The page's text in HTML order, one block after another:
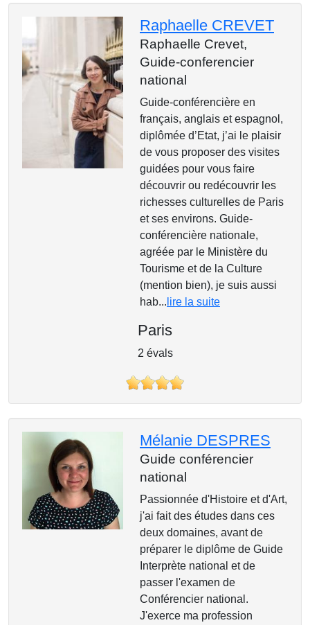
Raphaelle CREVET
Raphaelle Crevet,
Guide-conferencier
national
Guide-conférencière en
français, anglais et espagnol,
diplômée d’Etat, j’ai le plaisir
de vous proposer des visites
guidées pour vous faire
découvrir ou redécouvrir les
richesses culturelles de Paris
et ses environs. Guide-
conférencière nationale,
agréée par le Ministère du
Tourisme et de la Culture
(mention bien), je suis aussi
hab... lire la suite
Paris
2 évals
Mélanie DESPRES
Guide conférencier
national
Passionnée d'Histoire et d'Art,
j'ai fait des études dans ces
deux domaines, avant de
préparer le diplôme de Guide
Interprète national et de
passer l'examen de
Conférencier national.
J'exerce ma profession